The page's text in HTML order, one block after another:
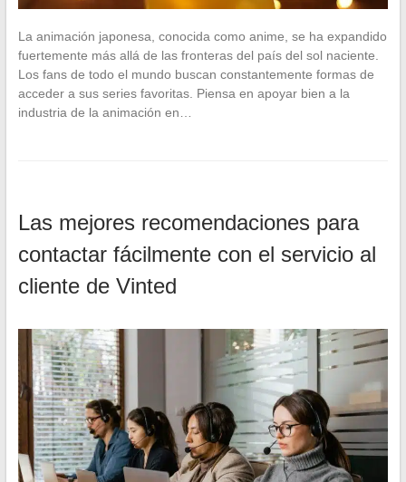
La animación japonesa, conocida como anime, se ha expandido
fuertemente más allá de las fronteras del país del sol naciente.
Los fans de todo el mundo buscan constantemente formas de
acceder a sus series favoritas. Piensa en apoyar bien a la
industria de la animación en…
Las mejores recomendaciones para
contactar fácilmente con el servicio al
cliente de Vinted